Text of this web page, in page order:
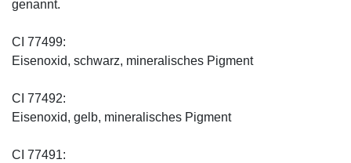
genannt.
CI 77499:
Eisenoxid, schwarz, mineralisches Pigment
CI 77492:
Eisenoxid, gelb, mineralisches Pigment
CI 77491: